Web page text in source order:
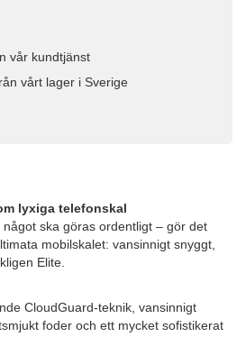
vår kundtjänst
vårt lager i Sverige
lyxiga telefonskal
ska göras ordentligt – gör det
mobilskalet: vansinnigt snyggt,
Elite.
CloudGuard-teknik, vansinnigt
foder och ett mycket sofistikerat